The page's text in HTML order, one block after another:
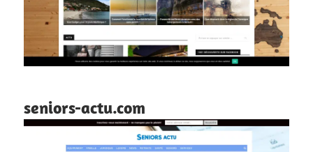
seniors-actu.com